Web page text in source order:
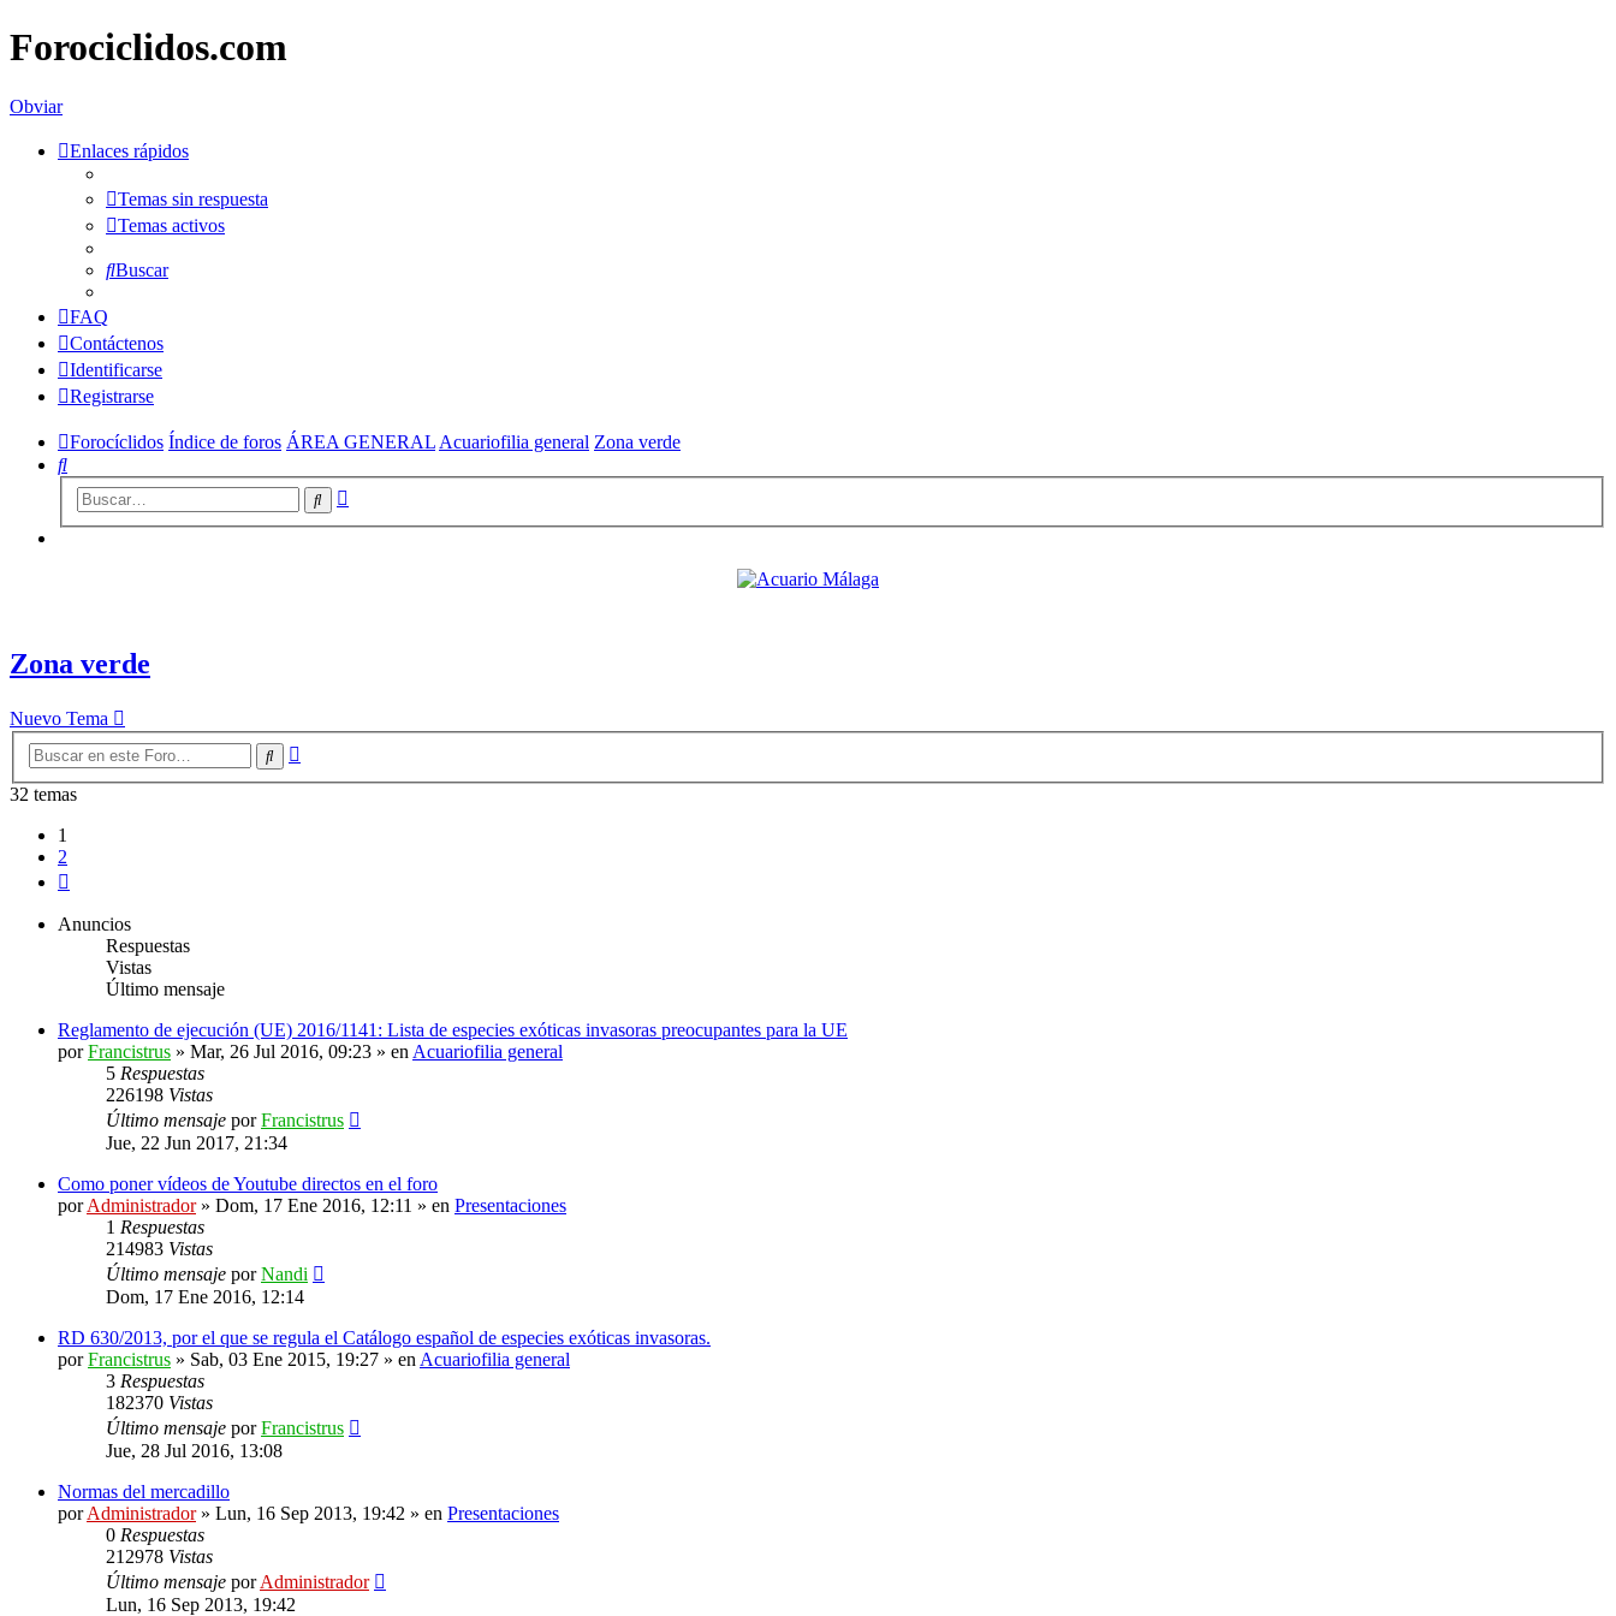
Forociclidos.com
Obviar
Enlaces rápidos
Temas sin respuesta
Temas activos
Buscar
FAQ
Contáctenos
Identificarse
Registrarse
Forocíclidos Índice de foros ÁREA GENERAL Acuariofilia general Zona verde
Buscar
Buscar
Zona verde
Nuevo Tema
Buscar
32 temas
1
2
Anuncios
Respuestas
Vistas
Último mensaje
Reglamento de ejecución (UE) 2016/1141: Lista de especies exóticas invasoras preocupantes para la UE
porFrancistrus » Mar, 26 Jul 2016, 09:23 » en Acuariofilia general
5 Respuestas
226198 Vistas
Último mensaje porFrancistrus
Jue, 22 Jun 2017, 21:34
Como poner vídeos de Youtube directos en el foro
porAdministrador» Dom, 17 Ene 2016, 12:11 » en Presentaciones
1 Respuestas
214983 Vistas
Último mensaje porNandi
Dom, 17 Ene 2016, 12:14
RD 630/2013, por el que se regula el Catálogo español de especies exóticas invasoras.
porFrancistrus » Sab, 03 Ene 2015, 19:27 » en Acuariofilia general
3 Respuestas
182370 Vistas
Último mensaje porFrancistrus
Jue, 28 Jul 2016, 13:08
Normas del mercadillo
porAdministrador» Lun, 16 Sep 2013, 19:42 » en Presentaciones
0 Respuestas
212978 Vistas
Último mensaje porAdministrador
Lun, 16 Sep 2013, 19:42